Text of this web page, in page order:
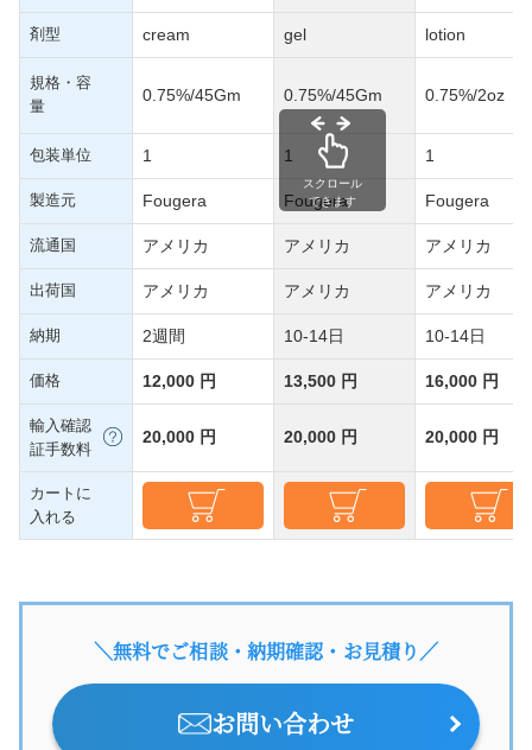
剤型 cream gel lotion
規格・容
量
0.75%/45Gm 0.75%/45Gm 0.75%/2oz
包装単位 1 1 1
製造元 Fougera Fougera Fougera
流通国 アメリカ アメリカ アメリカ
出荷国 アメリカ アメリカ アメリカ
納期 2週間 10-14日 10-14日
価格 12,000 円 13,500 円 16,000 円
輸入確認
証手数料
20,000 円 20,000 円 20,000 円
カートに
入れる
スクロール
できます
＼無料でご相談・納期確認・お見積り／
お問い合わせ